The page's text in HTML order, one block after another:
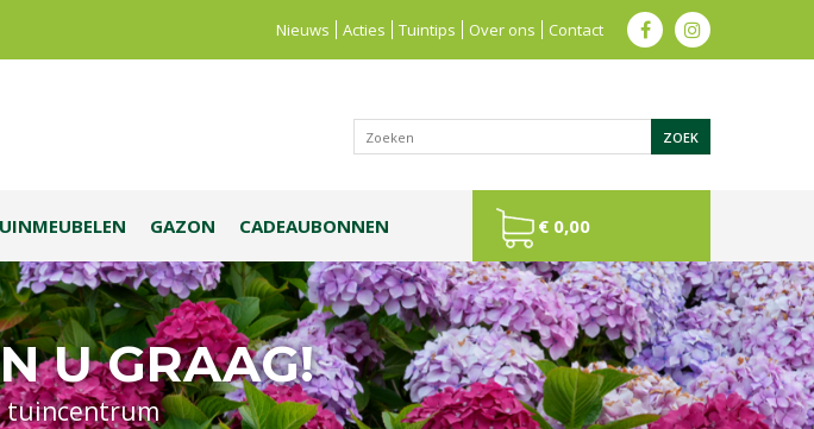
U GRAAG!
tuincentrum
Nieuws Acties Tuintips Over ons Contact
GAZON CADEAUBONNEN € 0,00